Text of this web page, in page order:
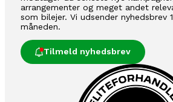
arrangementer og meget andet
som bilejer. Vi udsender nyhedsbrev
måneden.
Tilmeld nyhedsbrev